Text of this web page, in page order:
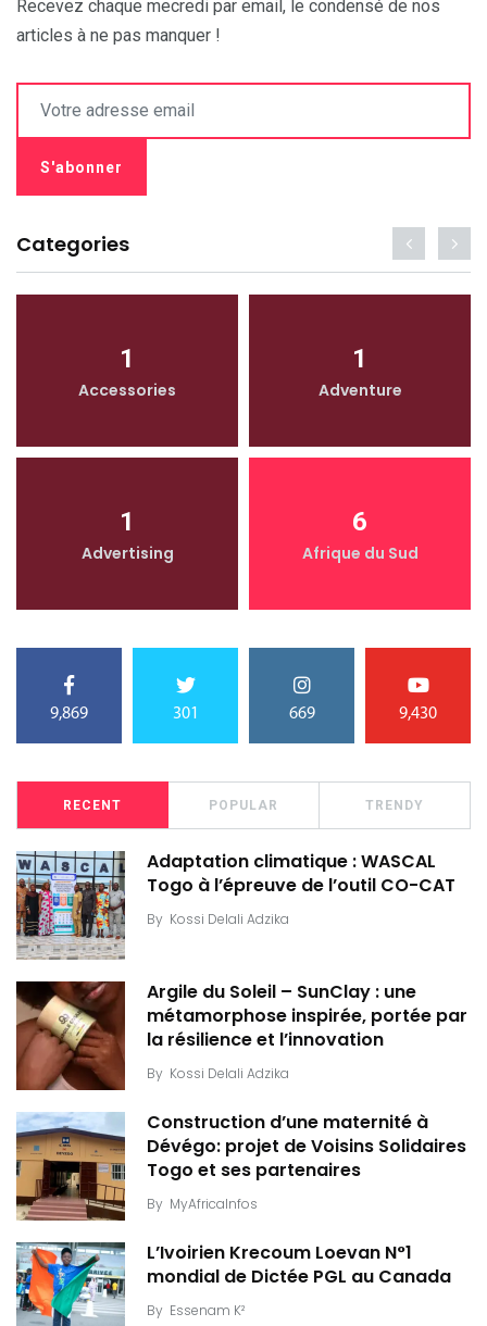
Recevez chaque mecredi par email, le condensé de nos
articles à ne pas manquer !
Categories
1
Accessories
1
Adventure
1
Advertising
6
Afrique du Sud
9,869 301 669 9,430
RECENT POPULAR TRENDY
Adaptation climatique : WASCAL
Togo à l’épreuve de l’outil CO-CAT
By Kossi Delali Adzika
Argile du Soleil – SunClay : une
métamorphose inspirée, portée par
la résilience et l’innovation
By Kossi Delali Adzika
Construction d’une maternité à
Dévégo: projet de Voisins Solidaires
Togo et ses partenaires
By MyAfricaInfos
L’Ivoirien Krecoum Loevan N°1
mondial de Dictée PGL au Canada
By Essenam K²